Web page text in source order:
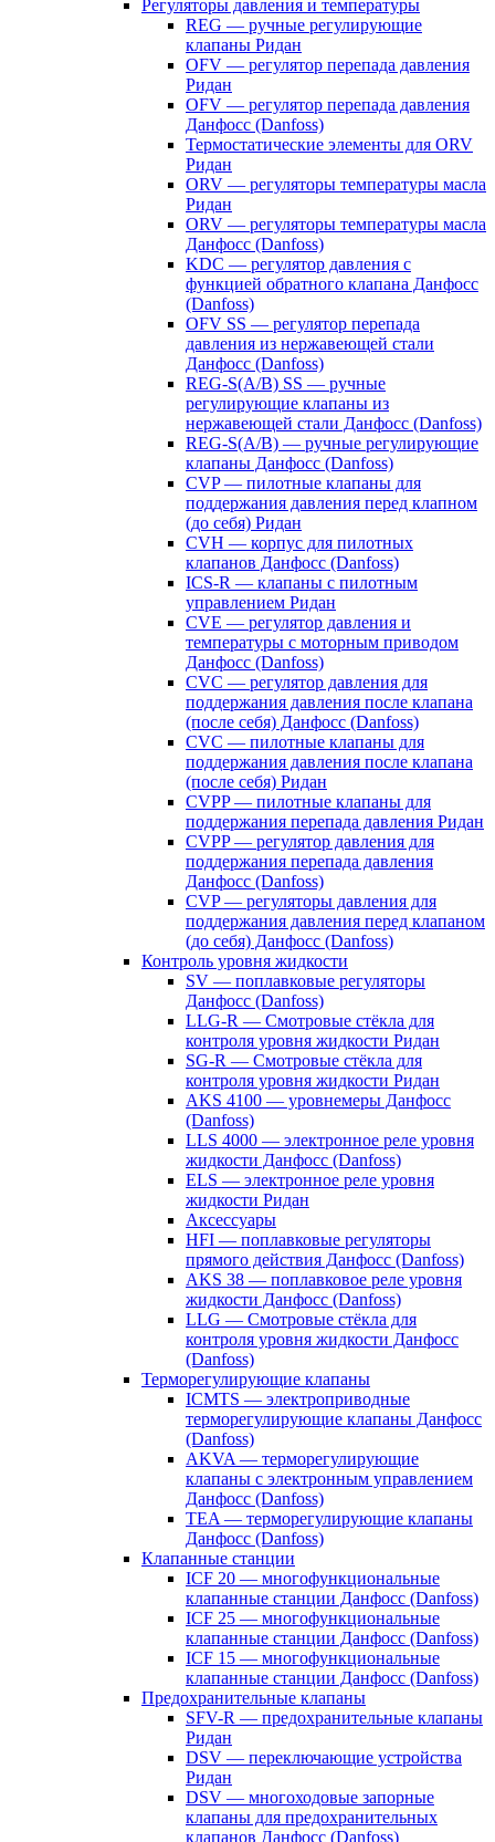
Регуляторы давления и температуры
REG — ручные регулирующие
клапаны Ридан
OFV — регулятор перепада давления
Ридан
OFV — регулятор перепада давления
Данфосс (Danfoss)
Термостатические элементы для ORV
Ридан
ORV — регуляторы температуры масла
Ридан
ORV — регуляторы температуры масла
Данфосс (Danfoss)
KDC — регулятор давления с
функцией обратного клапана Данфосс
(Danfoss)
OFV SS — регулятор перепада
давления из нержавеющей стали
Данфосс (Danfoss)
REG-S(A/B) SS — ручные
регулирующие клапаны из
нержавеющей стали Данфосс (Danfoss)
REG-S(A/B) — ручные регулирующие
клапаны Данфосс (Danfoss)
CVP — пилотные клапаны для
поддержания давления перед клапном
(до себя) Ридан
CVH — корпус для пилотных
клапанов Данфосс (Danfoss)
ICS-R — клапаны с пилотным
управлением Ридан
CVE — регулятор давления и
температуры с моторным приводом
Данфосс (Danfoss)
CVС — регулятор давления для
поддержания давления после клапана
(после себя) Данфосс (Danfoss)
CVС — пилотные клапаны для
поддержания давления после клапана
(после себя) Ридан
CVPP — пилотные клапаны для
поддержания перепада давления Ридан
CVPP — регулятор давления для
поддержания перепада давления
Данфосс (Danfoss)
CVP — регуляторы давления для
поддержания давления перед клапаном
(до себя) Данфосс (Danfoss)
Контроль уровня жидкости
SV — поплавковые регуляторы
Данфосс (Danfoss)
LLG-R — Смотровые стёкла для
контроля уровня жидкости Ридан
SG-R — Смотровые стёкла для
контроля уровня жидкости Ридан
AKS 4100 — уровнемеры Данфосс
(Danfoss)
LLS 4000 — электронное реле уровня
жидкости Данфосс (Danfoss)
ELS — электронное реле уровня
жидкости Ридан
Аксессуары
HFI — поплавковые регуляторы
прямого действия Данфосс (Danfoss)
AKS 38 — поплавковое реле уровня
жидкости Данфосс (Danfoss)
LLG — Смотровые стёкла для
контроля уровня жидкости Данфосс
(Danfoss)
Терморегулирующие клапаны
ICMTS — электроприводные
терморегулирующие клапаны Данфосс
(Danfoss)
AKVA — терморегулирующие
клапаны с электронным управлением
Данфосс (Danfoss)
TEA — терморегулирующие клапаны
Данфосс (Danfoss)
Клапанные станции
ICF 20 — многофункциональные
клапанные станции Данфосс (Danfoss)
ICF 25 — многофункциональные
клапанные станции Данфосс (Danfoss)
ICF 15 — многофункциональные
клапанные станции Данфосс (Danfoss)
Предохранительные клапаны
SFV-R — предохранительные клапаны
Ридан
DSV — переключающие устройства
Ридан
DSV — многоходовые запорные
клапаны для предохранительных
клапанов Данфосс (Danfoss)